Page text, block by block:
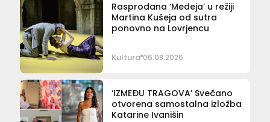
Rasprodana ‘Medeja’ u režiji
Martina Kušeja od sutra
ponovno na Lovrjencu
Kultura 06.08.2026
‘IZMEĐU TRAGOVA’ Svečano
otvorena samostalna izložba
Katarine Ivanišin